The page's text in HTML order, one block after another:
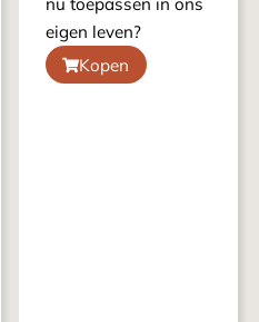
eigen leven?
Kopen